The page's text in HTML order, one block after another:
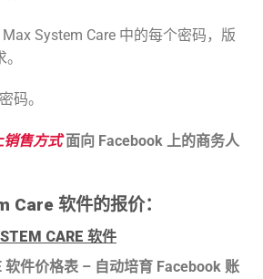
System Care 中的每个密码，版
码。
售方式 面向 Facebook 上的商务人
Care 软件的报价：
CARE 软件
软件价格表 – 自动培育 Facebook 账